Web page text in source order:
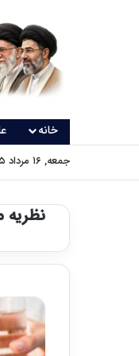
خانه
جمعه, ۱۶ مرداد ۱۴۰۵
نظریه